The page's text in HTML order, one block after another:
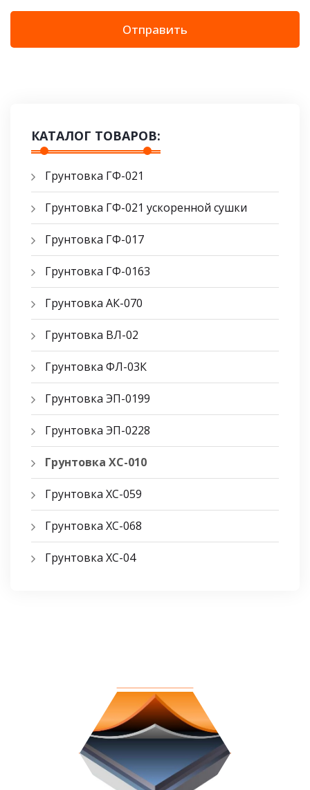
Отправить
КАТАЛОГ ТОВАРОВ:
Грунтовка ГФ-021
Грунтовка ГФ-021 ускоренной сушки
Грунтовка ГФ-017
Грунтовка ГФ-0163
Грунтовка АК-070
Грунтовка ВЛ-02
Грунтовка ФЛ-03К
Грунтовка ЭП-0199
Грунтовка ЭП-0228
Грунтовка ХС-010
Грунтовка ХС-059
Грунтовка ХС-068
Грунтовка ХС-04